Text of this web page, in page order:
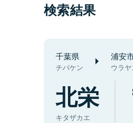
検索結果
千葉県
チバケン
浦安
ウラ
北栄
キタザカエ